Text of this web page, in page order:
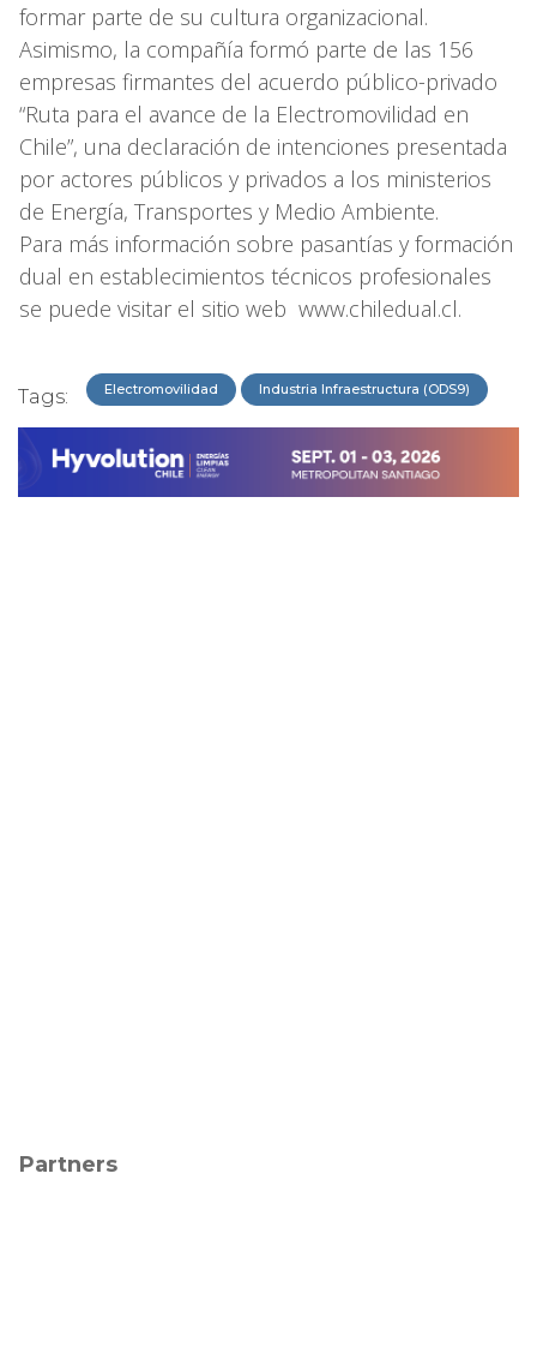
formar parte de su cultura organizacional.
Asimismo, la compañía formó parte de las 156
empresas firmantes del acuerdo público-privado
“Ruta para el avance de la Electromovilidad en
Chile”, una declaración de intenciones presentada
por actores públicos y privados a los ministerios
de Energía, Transportes y Medio Ambiente.
Para más información sobre pasantías y formación
dual en establecimientos técnicos profesionales
se puede visitar el sitio web www.chiledual.cl.
Tags: Electromovilidad Industria Infraestructura (ODS9)
Partners